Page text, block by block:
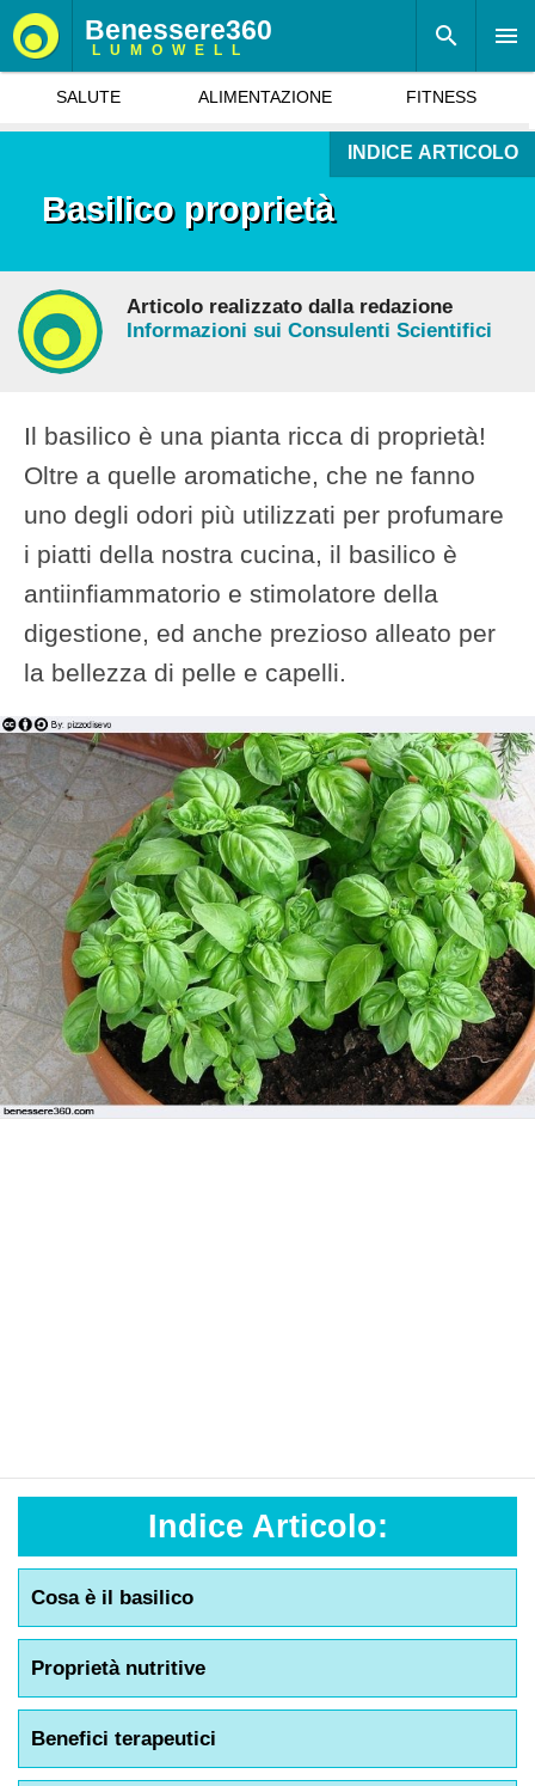
Basilico proprietà
Articolo realizzato dalla redazione
Informazioni sui Consulenti Scientifici
Il basilico è una pianta ricca di proprietà!
Oltre a quelle aromatiche, che ne fanno
uno degli odori più utilizzati per profumare
i piatti della nostra cucina, il basilico è
antiinfiammatorio e stimolatore della
digestione, ed anche prezioso alleato per
la bellezza di pelle e capelli.
Indice Articolo:
Cosa è il basilico
Proprietà nutritive
Benefici terapeutici
INDICE ARTICOLO
Benessere360
LUMOWELL
SALUTE ALIMENTAZIONE FITNESS